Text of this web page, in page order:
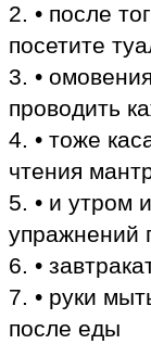
2. • после
посетите
3. •
проводить
4. • тоже
чтения
5. • и утром
упражнений
6. •
7. • руки
после еды